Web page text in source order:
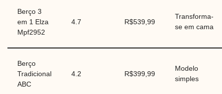
Berço 3
em 1 Elza
Mpf2952
4.7 R$539,99
Transforma-
se em cama
Berço
Tradicional
ABC
4.2 R$399,99
Modelo
simples